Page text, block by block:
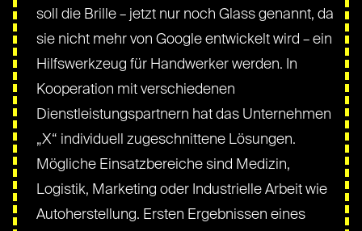
soll die Brille – jetzt nur noch Glass genannt, da
sie nicht mehr von Google entwickelt wird – ein
Hilfswerkzeug für Handwerker werden. In
Kooperation mit verschiedenen
Dienstleistungspartnern hat das Unternehmen
„X“ individuell zugeschnittene Lösungen.
Mögliche Einsatzbereiche sind Medizin,
Logistik, Marketing oder Industrielle Arbeit wie
Autoherstellung. Ersten Ergebnissen eines